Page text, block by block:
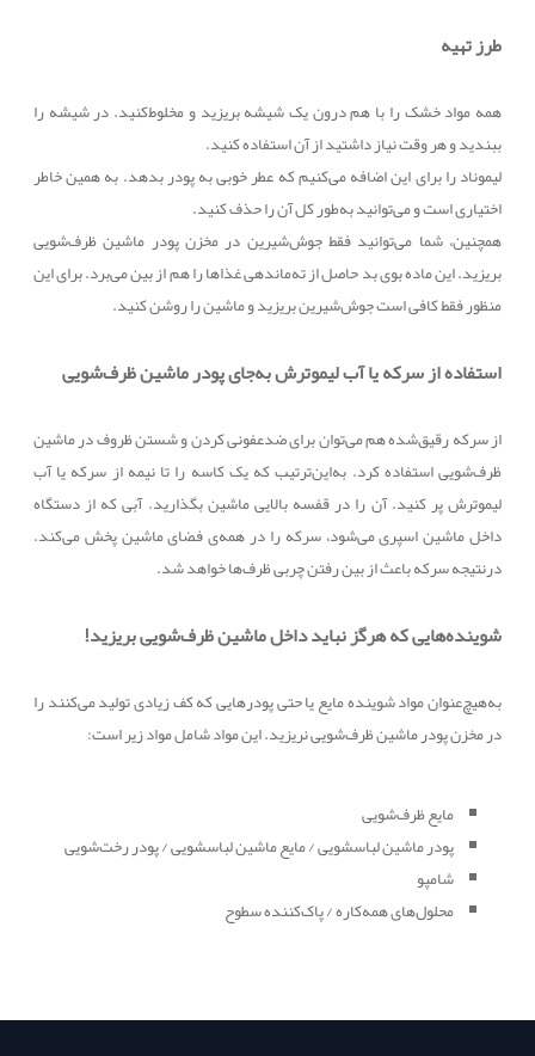
طرز تهیه
همه مواد خشک را با هم درون یک شیشه بریزید و مخلوط‌کنید. در شیشه را
ببندید و هر وقت نیاز داشتید از آن استفاده کنید.
لیموناد را برای این اضافه می‌کنیم که عطر خوبی به پودر بدهد. به همین خاطر
اختیاری است و می‌توانید به‌طور کل آن را حذف کنید.
همچنین، شما می‌توانید فقط جوش‌شیرین در مخزن پودر ماشین ظرف‌شویی
بریزید. این ماده بوی بد حاصل از ته‌مانده‎ی غذاها را هم از بین می‌برد. برای این
منظور فقط کافی است جوش‌شیرین بریزید و ماشین را روشن کنید.
استفاده از سرکه یا آب لیموترش به‌جای پودر ماشین ظرف‌شویی
از سرکه رقیق‌شده هم می‌توان برای ضدعفونی کردن و شستن ظروف در ماشین
ظرف‌شویی استفاده کرد. به‌این‌ترتیب که یک کاسه را تا نیمه از سرکه یا آب
لیموترش پر کنید. آن را در قفسه بالایی ماشین بگذارید. آبی که از دستگاه
داخل ماشین اسپری می‌شود، سرکه را در همه‌ی فضای ماشین پخش می‌کند.
درنتیجه سرکه باعث از بین رفتن چربی ظرف‌ها خواهد شد.
شوینده‌هایی که هرگز نباید داخل ماشین ظرف‌شویی بریزید!
به‌هیچ‌عنوان مواد شوینده مایع یا حتی پودرهایی که کف زیادی تولید می‌کنند را
در مخزن پودر ماشین ظرف‌شویی نریزید. این مواد شامل مواد زیر است:
مایع ظرف‌شویی
پودر ماشین لباسشویی / مایع ماشین لباسشویی / پودر رخت‌شویی
شامپو
محلول‌های همه‌کاره / پاک‌کننده سطوح